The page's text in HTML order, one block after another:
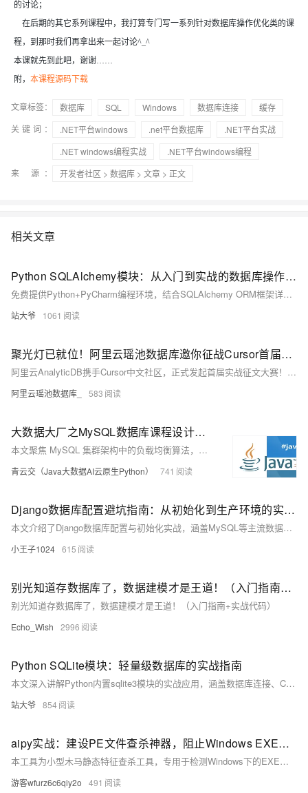
的讨论；
在后期的其它系列课程中，我打算专门写一系列针对数据库操作优化类的课
程，到那时我们再拿出来一起讨论^_^
本课就先到此吧，谢谢……
附， 本课程源码下载
文章标签： 数据库 SQL Windows 数据库连接
缓存
关键词：
.NET平台windows .net平台数据库
.NET平台实战
.NET windows编程实战
.NET平台windows编程
来 源：
开发者社区 > 数据库 > 文章 > 正文
相关文章
Python SQLAlchemy模块：从入门到实战的数据库操作指南
免费提供Python+PyCharm编程环境，结合SQLAlchemy ORM框架详解数据库开发。涵盖连接配置、模型定义、CRUD操作、事务控制及Alembic迁移工具，以电商订单系统为例，深入讲解高并发场景下的性能优化与最佳实践，助你高效构建数据驱动应用。
站大爷 1061
聚光灯已就位！阿里云瑶池数据库邀你征战Cursor首届实战征文大赛
阿里云AnalyticDB携手Cursor中文社区，正式发起首届实战征文大赛！我们诚邀开发者融合Cursor的智能编程能力与AnalyticDB PostgreSQL提供的Supabase服务进行项目开发，让优秀项目被专家看见、被机遇拥抱！
阿里云瑶池数据库_ 583
大数据大厂之MySQL数据库课程设计：揭秘MySQL集群架构负载均衡核心算法：从理论到Java代码实战，让你的数据库性能飙升！
本文聚焦 MySQL 集群架构中的负载均衡算法，阐述其重要性。详细介绍轮询、加权轮询、最少连接、加权最少连接、随机、源地址哈希等常用算法，分析各自优缺点及适用场景。并提供 Java 语言代码实现示例，助力直观理解。文章结构清晰，语言通俗易懂，对理解和应用负载均衡算法具有实用价值和参考价值。
青云交（Java大数据AI云原生Python） 741
Django数据库配置避坑指南：从初始化到生产环境的实战优化
本文介绍了Django数据库配置与初始化实战，涵盖MySQL等主流数据库的配置方法及常见问题处理。内容包括数据库连接设置、驱动安装、配置检查、数据表生成、初始数据导入导出，并提供真实项目部署场景的操作步骤与示例代码，适用于开发、测试及生产环境搭建。
小王子1024 615
别光知道存数据库了，数据建模才是王道！（入门指南+实战代码）
别光知道存数据库了，数据建模才是王道！（入门指南+实战代码）
Echo_Wish 2996
Python SQLite模块：轻量级数据库的实战指南
本文深入讲解Python内置sqlite3模块的实战应用，涵盖数据库连接、CRUD操作、事务管理、性能优化及高级特性，结合完整案例，助你快速掌握SQLite在小型项目中的高效使用，是Python开发者必备的轻量级数据库指南。
站大爷 854
aipy实战：建设PE文件查杀神器，阻止Windows EXE木马！
本工具为小型木马静态特征查杀工具，专用于检测Windows下的EXE文件是否为可疑木马。核心功能包括：扫描恶意字符串（如keylogger、powershell）、检查熵值异常以判断加密/加壳、揪出可疑API组合（如注册表篡改、网络通信链）以及解析PE头分析编译环境与加壳痕迹。通过提示词实现功能开发，并保存为`aipy_kill_rat.py`文件。测试结果显示，工具成功扫描出426个可疑字符串、超高熵值及恶意API组合，确认目标文件为恶意木马。该工具轻量灵活，适合样本初筛与应急响应，是静态分析的高效利器。
游客wfurz6c6qiy2o 491